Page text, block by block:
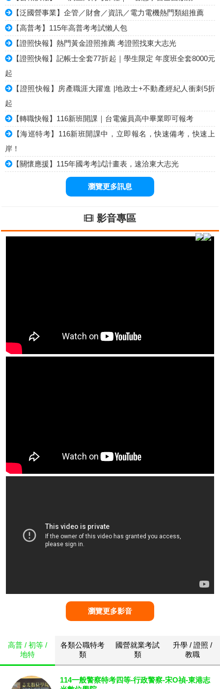
【泛國營事業】企管／財會／資訊／電力電機熱門類組推薦
【高普考】115年高普考考試懶人包
【證照快報】熱門黃金證照推薦 考證照找東大志光
【證照快報】記帳士全套77折起｜學生限定 年度班全套8000元
起
【證照快報】房產職涯大躍進 |地政士+不動產經紀人衝刺5折
起
【轉職快報】116新班開課｜台電僱員高中畢業即可報考
【海巡特考】116新班開課中，立即報名，快速備考，快速上
岸！
【關懷應援】115年國考考試計畫表，速洽東大志光
瀏覽更多訊息
影音專區
瀏覽更多影音
高普 / 初等 /
地特
各類公職特考
類
國營就業考試
類
升學 / 證照 /
教職
114一般警察特考四等-行政警察-宋O禎-東港志